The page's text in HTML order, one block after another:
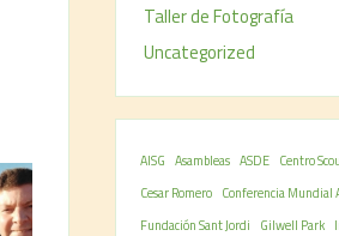
Taller de Fotografía
Uncategorized
AISG Asambleas ASDE Centro
Cesar Romero Conferencia Mundial
Fundación Sant Jordi
Gilwell Park